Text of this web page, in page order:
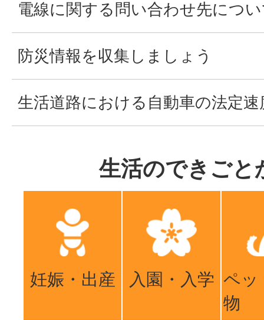
電線に関する問い合わせ先につ
防災情報を収集しましょう
生活道路における自動車の法定
生活のできごと
妊娠・出産 入園・入学 ペッ
物